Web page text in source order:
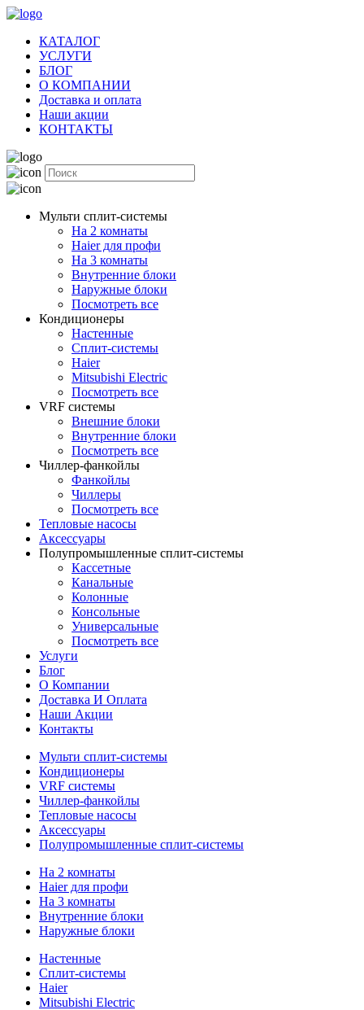
КАТАЛОГ
УСЛУГИ
БЛОГ
О КОМПАНИИ
Доставка и оплата
Наши акции
КОНТАКТЫ
Мульти сплит-системы
На 2 комнаты
Haier для профи
На 3 комнаты
Внутренние блоки
Наружные блоки
Посмотреть все
Кондиционеры
Настенные
Сплит-системы
Haier
Mitsubishi Electric
Посмотреть все
VRF системы
Внешние блоки
Внутренние блоки
Посмотреть все
Чиллер-фанкойлы
Фанкойлы
Чиллеры
Посмотреть все
Тепловые насосы
Аксессуары
Полупромышленные сплит-системы
Кассетные
Канальные
Колонные
Консольные
Универсальные
Посмотреть все
Услуги
Блог
О Компании
Доставка И Оплата
Наши Акции
Контакты
Мульти сплит-системы
Кондиционеры
VRF системы
Чиллер-фанкойлы
Тепловые насосы
Аксессуары
Полупромышленные сплит-системы
На 2 комнаты
Haier для профи
На 3 комнаты
Внутренние блоки
Наружные блоки
Настенные
Сплит-системы
Haier
Mitsubishi Electric